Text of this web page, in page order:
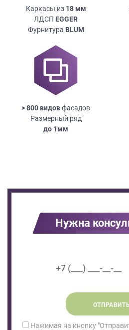
Каркасы из 18мм
ЛДСП EGGER
Фурнитура BLUM
> 800 видовфасадов
Размерный ряд
до 1мм
Нужна
ОТПРАВИТЬ
Нажимая на кнопку